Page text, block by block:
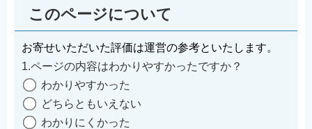
このページについて
お寄せいただいた評価は運営の参考といたします。
1.ページの内容はわかりやすかったですか？
わかりやすかった
どちらともいえない
わかりにくかった